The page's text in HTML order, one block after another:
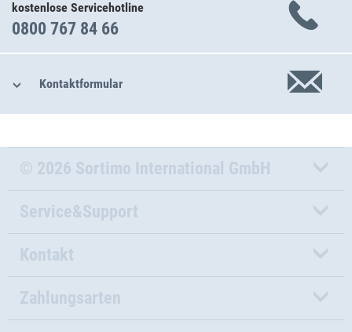
kostenlose Servicehotline
0800 767 84 66
Kontaktformular
© 2026 Sortimo International GmbH
Service&Support
Kontakt
Zahlungsarten